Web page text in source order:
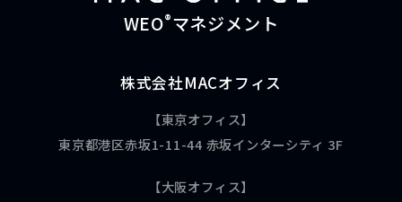
WEO®マネジメント
株式会社MACオフィス
【東京オフィス】
東京都港区赤坂1-11-44 赤坂インターシティ 3F
【大阪オフィス】